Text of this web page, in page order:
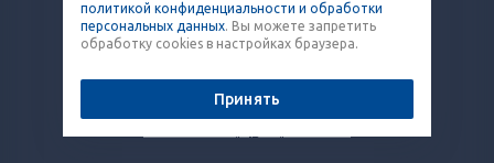
© 2026 Все права защищены.
8 (800) 707-12-53
paket@eq-mail.ru
политикой конфиденциальности и обработки
персональных данных. Вы можете запретить
обработку cookies в настройках браузера.
Принять